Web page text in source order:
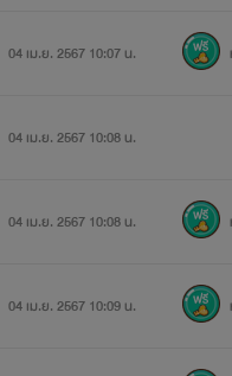
04 เม.ย. 2567 10:07 น.
04 เม.ย. 2567 10:08 น.
04 เม.ย. 2567 10:08 น.
04 เม.ย. 2567 10:09 น.